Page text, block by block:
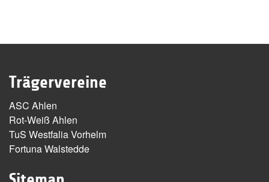
Trägervereine
ASC Ahlen
Rot-Weiß Ahlen
TuS Westfalia Vorhelm
Fortuna Walstedde